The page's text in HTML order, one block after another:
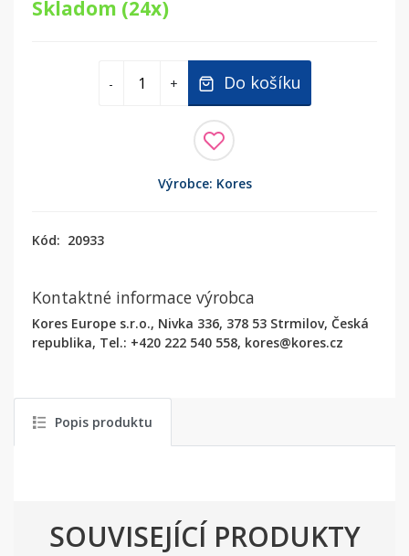
Skladom (24x)
- + Do košíku
Výrobce: Kores
Kód: 20933
Kontaktné informace výrobca
Kores Europe s.r.o., Nivka 336, 378 53 Strmilov, Česká
republika, Tel.: +420 222 540 558, kores@kores.cz
Popis produktu
SOUVISEJÍCÍ PRODUKTY